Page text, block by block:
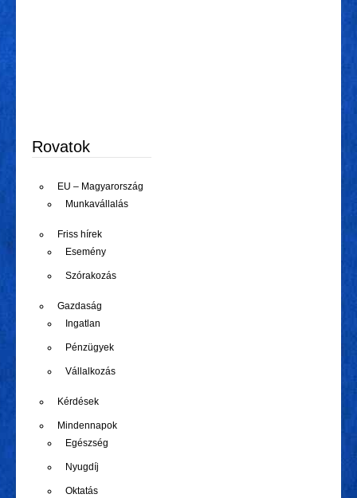
Rovatok
EU – Magyarország
Munkavállalás
Friss hírek
Esemény
Szórakozás
Gazdaság
Ingatlan
Pénzügyek
Vállalkozás
Kérdések
Mindennapok
Egészség
Nyugdíj
Oktatás